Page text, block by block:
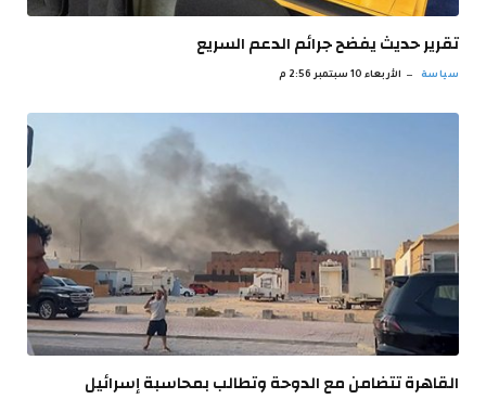
تقرير حديث يفضح جرائم الدعم السريع
سياسة الأربعاء 10 سبتمبر 2:56 م
القاهرة تتضامن مع الدوحة وتطالب بمحاسبة إسرائيل